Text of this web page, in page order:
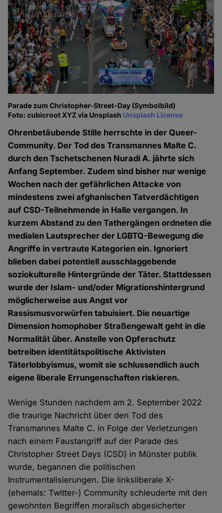
Parade zum Christopher-Street-Day (Symbolbild)
Foto: cubicroot XYZ via Unsplash Unsplash License
Ohrenbetäubende Stille herrschte in der Queer-
Community. Der Tod des Transmannes Malte C.
durch den Tschetschenen Nuradi A. jährte sich
Anfang September. Zudem sind bisher nur wenige
Wochen nach der gefährlichen Attacke von
mindestens zwei afghanischen Tatverdächtigen
auf CSD-Teilnehmende in Halle vergangen. In
kurzem Abstand zu den Tathergängen ordneten die
medialen Lautsprecher der LGBTQ-Bewegung die
Angriffe in vertraute Kategorien ein. Ignoriert
blieben dabei potentiell ausschlaggebende
soziokulturelle Hintergründe der Täter. Stattdessen
wurde der Islam- und/oder Migrationshintergrund
möglicherweise aus Angst vor
Rassismusvorwürfen tabuisiert. Die neuartige
Dimension homophober Straßengewalt geht in die
Normalität über. Anstelle von Opferschutz
betreiben identitätspolitische Aktivisten
Täterlobbyismus, womit sie schlussendlich auch
eigene liberale Errungenschaften riskieren.
Wenige Stunden nachdem am 2. September 2022
die traurige Nachricht über den Tod des
Transmannes Malte C. in Folge der Verletzungen
nach einem Faustangriff auf der Parade des
Christopher Street Days (CSD) in Münster publik
wurde, begannen die politischen
Instrumentalisierungen. Die linksliberale X-
(ehemals: Twitter-) Community schleuderte mit den
gewohnten Begriffen moralisch abgesicherter